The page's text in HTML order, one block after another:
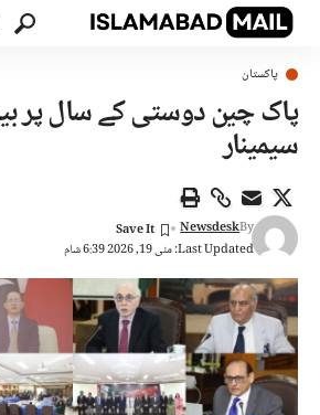
پاکستان
پاک چین دوستی کے سال پر
سیمینار
Last Updated: مئی 19, 2026 6:39 شام
By
Newsdesk